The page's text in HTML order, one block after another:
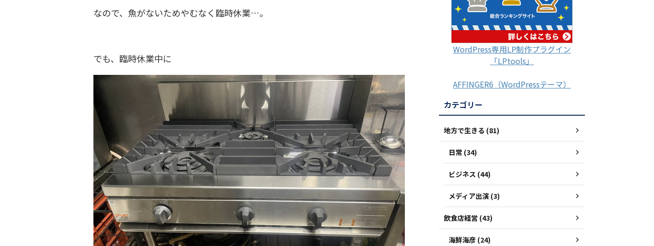
なので、魚がないためやむなく臨時休業…。
でも、臨時休業中に
WordPress専用LP制作プラグイン
「LPtools」
AFFINGER6（WordPressテーマ）
カテゴリー
地方で生きる (81)
日常 (34)
ビジネス (44)
メディア出演 (3)
飲食店経営 (43)
海鮮海彦 (24)